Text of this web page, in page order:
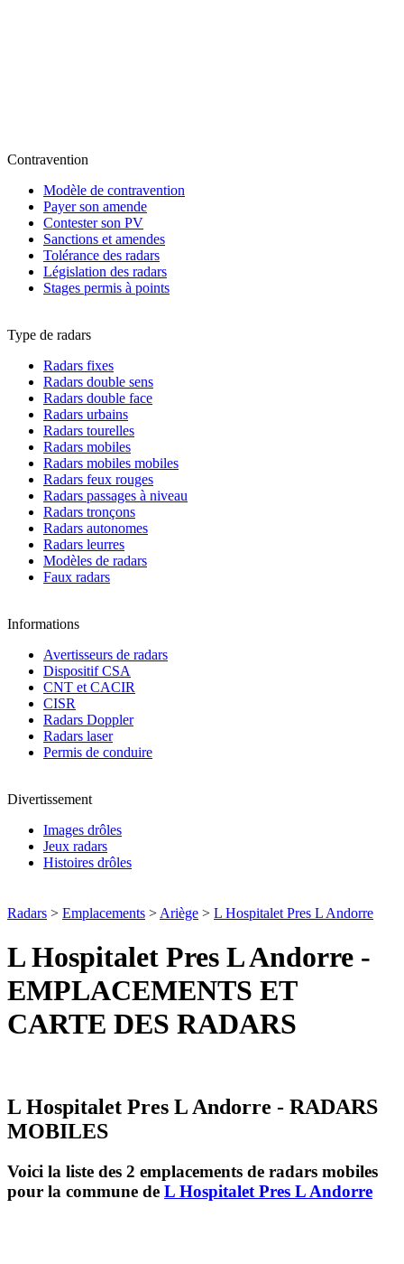
Contravention
Modèle de contravention
Payer son amende
Contester son PV
Sanctions et amendes
Tolérance des radars
Législation des radars
Stages permis à points
Type de radars
Radars fixes
Radars double sens
Radars double face
Radars urbains
Radars tourelles
Radars mobiles
Radars mobiles mobiles
Radars feux rouges
Radars passages à niveau
Radars tronçons
Radars autonomes
Radars leurres
Modèles de radars
Faux radars
Informations
Avertisseurs de radars
Dispositif CSA
CNT et CACIR
CISR
Radars Doppler
Radars laser
Permis de conduire
Divertissement
Images drôles
Jeux radars
Histoires drôles
Radars > Emplacements > Ariège > L Hospitalet Pres L Andorre
L Hospitalet Pres L Andorre -
EMPLACEMENTS ET
CARTE DES RADARS
L Hospitalet Pres L Andorre - RADARS
MOBILES
Voici la liste des 2 emplacements de radars mobiles
pour la commune de L Hospitalet Pres L Andorre